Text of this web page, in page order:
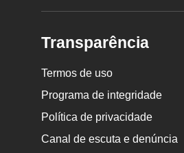
Transparência
Termos de uso
Programa de integridade
Política de privacidade
Canal de escuta e denúncia